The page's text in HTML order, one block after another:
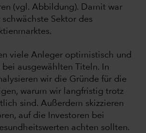
(vgl. Abbildung). Damit war
Sektor des
viele Anleger optimistisch und
bei ausgewählten Titeln. In
wir die Gründe für die
warum wir langfristig trotz
sind. Außerdem skizzieren
auf die Investoren bei
achten sollten.